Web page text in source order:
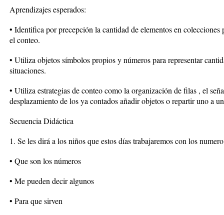
Aprendizajes esperados:
• Identifica por precepción la cantidad de elementos en colecciones
el conteo.
• Utiliza objetos símbolos propios y números para representar
situaciones.
• Utiliza estrategias de conteo como la organización de filas , el
desplazamiento de los ya contados añadir objetos o repartir uno a
Secuencia Didáctica
1. Se les dirá a los niños que estos días trabajaremos con los
• Que son los números
• Me pueden decir algunos
• Para que sirven